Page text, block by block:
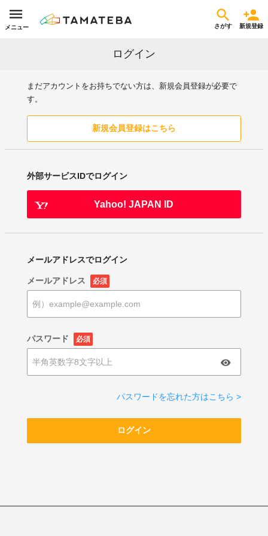
メニュー さがす 新規登録
ログイン
まだアカウントをお持ちでない方は、新規会員登録が必要で
す。
新規会員登録はこちら
外部サービスIDでログイン
Yahoo! JAPAN ID
メールアドレスでログイン
メールアドレス 必須
パスワード 必須
パスワードを忘れた方はこちら >
ログイン